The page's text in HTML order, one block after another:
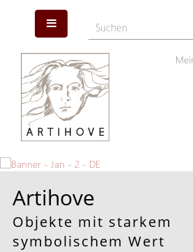
Artihove
Objekte mit starkem
symbolischem Wert